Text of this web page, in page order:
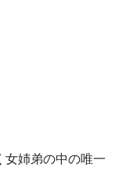
女姉弟の中の唯一